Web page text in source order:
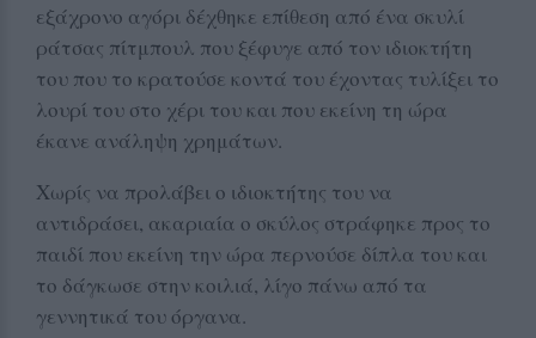
εξάχρονο αγόρι δέχθηκε επίθεση από ένα σκυλί
ράτσας πίτμπουλ που ξέφυγε από τον ιδιοκτήτη
του που το κρατούσε κοντά του έχοντας τυλίξει το
λουρί του στο χέρι του και που εκείνη τη ώρα
έκανε ανάληψη χρημάτων.
Χωρίς να προλάβει ο ιδιοκτήτης του να
αντιδράσει, ακαριαία ο σκύλος στράφηκε προς το
παιδί που εκείνη την ώρα περνούσε δίπλα του και
το δάγκωσε στην κοιλιά, λίγο πάνω από τα
γεννητικά του όργανα.